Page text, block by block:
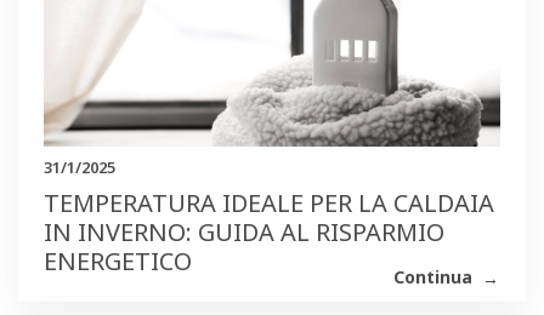
31/1/2025
TEMPERATURA IDEALE PER LA CALDAIA
IN INVERNO: GUIDA AL RISPARMIO
ENERGETICO
Continua